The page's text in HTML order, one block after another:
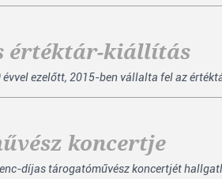
értéktár-kiállítás
ezelőtt, 2015-ben vállalta fel az
koncertje
díjas tárogatóművész koncertjét